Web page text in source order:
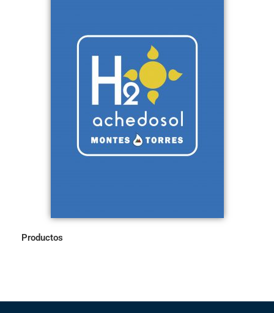
Productos